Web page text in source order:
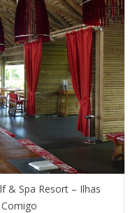
& Spa Resort – Ilhas